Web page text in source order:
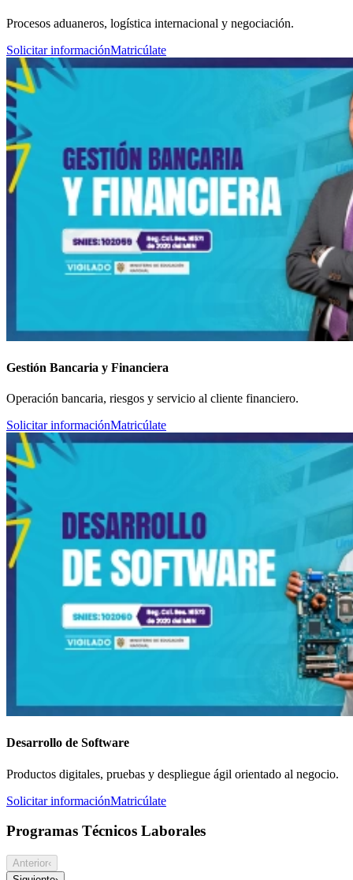
Procesos aduaneros, logística internacional y negociación.
Solicitar informaciónMatricúlate
Gestión Bancaria y Financiera
Operación bancaria, riesgos y servicio al cliente financiero.
Solicitar informaciónMatricúlate
Desarrollo de Software
Productos digitales, pruebas y despliegue ágil orientado al negocio.
Solicitar informaciónMatricúlate
Programas Técnicos Laborales
Anterior‹